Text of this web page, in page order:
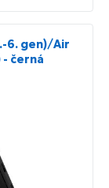
6. gen)/Air
- černá